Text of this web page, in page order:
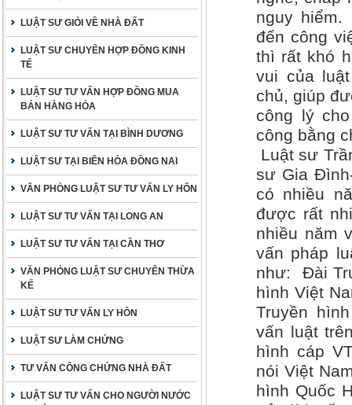
LUẬT SƯ GIỎI VỀ NHÀ ĐẤT
LUẬT SƯ CHUYÊN HỢP ĐỒNG KINH
TẾ
LUẬT SƯ TƯ VẤN HỢP ĐỒNG MUA
BÁN HÀNG HÓA
LUẬT SƯ TƯ VẤN TẠI BÌNH DƯƠNG
LUẬT SƯ TẠI BIÊN HÒA ĐỒNG NAI
VĂN PHÒNG LUẬT SƯ TƯ VẤN LY HÔN
LUẬT SƯ TƯ VẤN TẠI LONG AN
LUẬT SƯ TƯ VẤN TẠI CẦN THƠ
VĂN PHÒNG LUẬT SƯ CHUYÊN THỪA
KẾ
LUẬT SƯ TƯ VẤN LY HÔN
LUẬT SƯ LÀM CHỨNG
TƯ VẤN CÔNG CHỨNG NHÀ ĐẤT
LUẬT SƯ TƯ VẤN CHO NGƯỜI NƯỚC
nguy
đến công
thì rất khó
vui của
chủ, giúp
công lý
công bằng
Luật sư
sư Gia
có nhiều
được rất
nhiều năm
vấn pháp
như: Đài
hình Việt
Truyền
vấn luật
hình cáp
nói Việt
hình Quốc